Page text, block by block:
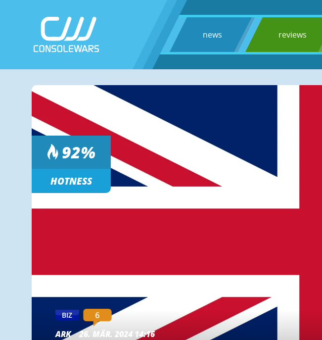
news reviews
92%
HOTNESS
BIZ 6
ARK 26. MÄR. 2024 14:16